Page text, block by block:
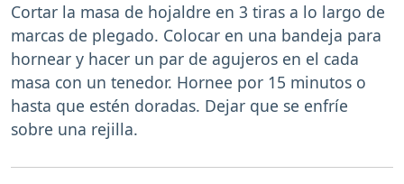
Cortar la masa de hojaldre en 3 tiras a lo largo de
marcas de plegado. Colocar en una bandeja para
hornear y hacer un par de agujeros en el cada
masa con un tenedor. Hornee por 15 minutos o
hasta que estén doradas. Dejar que se enfríe
sobre una rejilla.